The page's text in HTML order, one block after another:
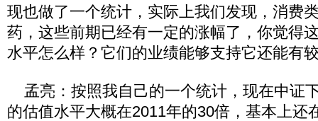
现也做了一个统计，实际上我们发现，消费
药，这些前期已经有一定的涨幅了，你觉得
水平怎么样？它们的业绩能够支持它还能有
孟亮：按照我自己的一个统计，现在中证
的估值水平大概在2011年的30倍，基本上还